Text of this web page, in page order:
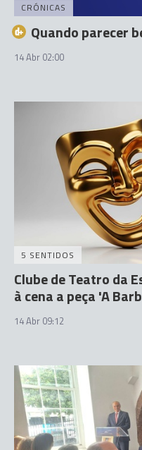
CRÓNICAS
Quando parecer
14 Abr 02:00
5 SENTIDOS
Clube de Teatro da
à cena a peça 'A
14 Abr 09:12